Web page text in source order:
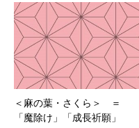
＜麻の葉・さくら＞ ＝
「魔除け」「成長祈願」